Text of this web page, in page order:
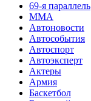
69-я параллель
MMA
Автоновости
Автособытия
Автоспорт
Автоэксперт
Актеры
Армия
Баскетбол